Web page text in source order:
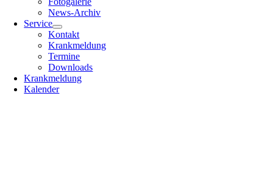
News-Archiv
Service
Kontakt
Krankmeldung
Termine
Downloads
Krankmeldung
Kalender